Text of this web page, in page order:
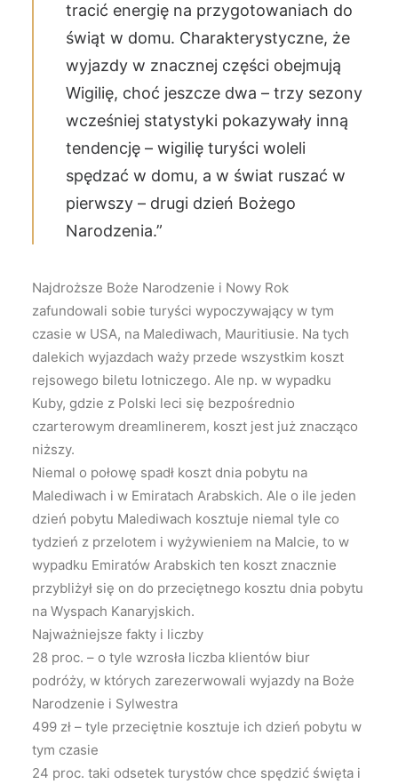
tracić energię na przygotowaniach do
świąt w domu. Charakterystyczne, że
wyjazdy w znacznej części obejmują
Wigilię, choć jeszcze dwa – trzy sezony
wcześniej statystyki pokazywały inną
tendencję – wigilię turyści woleli
spędzać w domu, a w świat ruszać w
pierwszy – drugi dzień Bożego
Narodzenia.”
Najdroższe Boże Narodzenie i Nowy Rok
zafundowali sobie turyści wypoczywający w tym
czasie w USA, na Malediwach, Mauritiusie. Na tych
dalekich wyjazdach waży przede wszystkim koszt
rejsowego biletu lotniczego. Ale np. w wypadku
Kuby, gdzie z Polski leci się bezpośrednio
czarterowym dreamlinerem, koszt jest już znacząco
niższy.
Niemal o połowę spadł koszt dnia pobytu na
Malediwach i w Emiratach Arabskich. Ale o ile jeden
dzień pobytu Malediwach kosztuje niemal tyle co
tydzień z przelotem i wyżywieniem na Malcie, to w
wypadku Emiratów Arabskich ten koszt znacznie
przybliżył się on do przeciętnego kosztu dnia pobytu
na Wyspach Kanaryjskich.
Najważniejsze fakty i liczby
28 proc. – o tyle wzrosła liczba klientów biur
podróży, w których zarezerwowali wyjazdy na Boże
Narodzenie i Sylwestra
499 zł – tyle przeciętnie kosztuje ich dzień pobytu w
tym czasie
24 proc. taki odsetek turystów chce spędzić święta i